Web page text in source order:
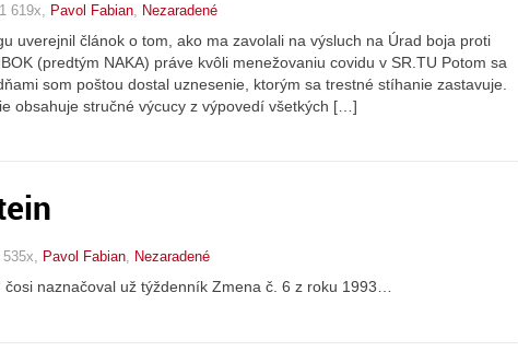
619x, Pavol Fabian Nezaradené
uverejnil článok o tom, ako ma zavolali na výsluch na Úrad boja proti
(predtým NAKA) práve kvôli menežovaniu covidu v SR.TU Potom sa
som poštou dostal uznesenie, ktorým sa trestné stíhanie zastavuje.
obsahuje stručné výcucy z výpovedí všetkých […]
Pavol Fabian, Nezaradené
čosi naznačoval už týždenník Zmena č. 6 z roku 1993…